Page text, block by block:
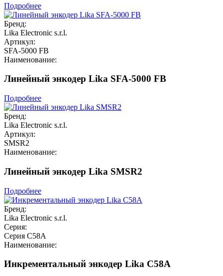
Подробнее
Бренд:
Lika Electronic s.r.l.
Артикул:
SFA-5000 FB
Наименование:
Линейный энкодер Lika SFA-5000 FB
Подробнее
Бренд:
Lika Electronic s.r.l.
Артикул:
SMSR2
Наименование:
Линейный энкодер Lika SMSR2
Подробнее
Бренд:
Lika Electronic s.r.l.
Серия:
Серия C58A
Наименование:
Инкрементальный энкодер Lika C58A